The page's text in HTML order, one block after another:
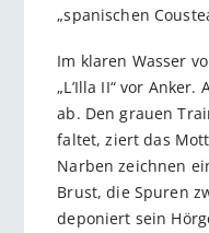
„spanischen
Im klaren Wasser
„L’Illa II“ vor
ab. Den grauen
faltet, ziert das
Narben zeichnen
Brust, die Spuren
deponiert sein